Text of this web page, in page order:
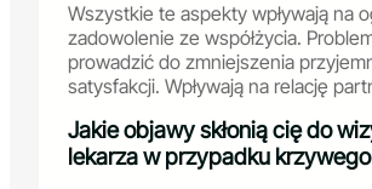
Wszystkie te aspekty wpływają na
zadowolenie ze współżycia.
prowadzić do zmniejszenia
satysfakcji. Wpływają na relację
Jakie objawy skłonią cię do
lekarza w przypadku